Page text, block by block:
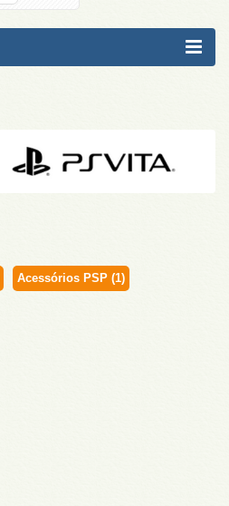
Acessórios PSP (1)